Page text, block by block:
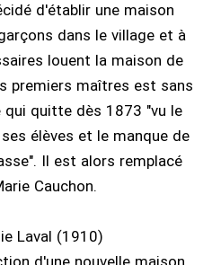
d'établir une maison
dans le village et à
louent la maison de
premiers maîtres est sans
qui quitte dès 1873 "vu le
élèves et le manque de
Il est alors remplacé
Cauchon.
Laval (1910)